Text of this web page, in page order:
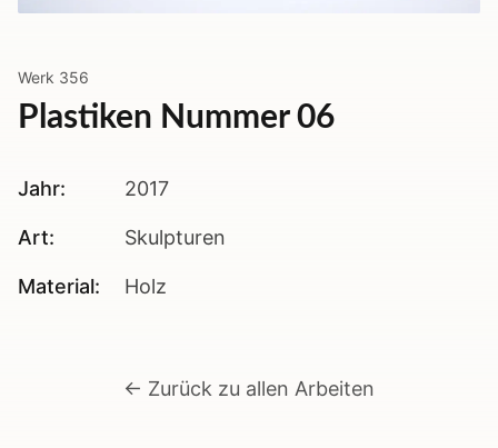
Werk 356
Plastiken Nummer 06
Jahr: 2017
Art: Skulpturen
Material: Holz
← Zurück zu allen Arbeiten